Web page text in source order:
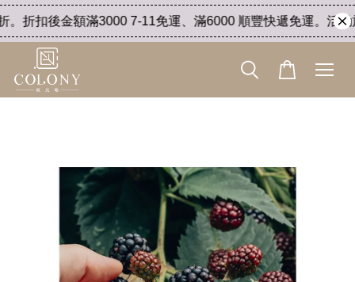
折扣後金額滿3000 7-11免運、滿6000 順豐快遞免運。活動